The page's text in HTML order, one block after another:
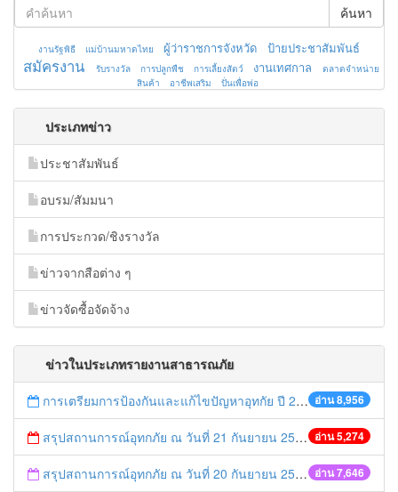
ค้นหา
งานรัฐพิธี แม่บ้านมหาดไทย ผู้ว่าราชการจังหวัด ป้ายประชาสัมพันธ์
สมัครงาน รับรางวัล การปลูกพืช การเลี้ยงสัตว์ งานเทศกาล
ตลาดจำหน่าย
สินค้า
อาชีพเสริม ปั่นเพื่อพ่อ
ประเภทข่าว
ประชาสัมพันธ์
อบรม/สัมมนา
การประกวด/ชิงรางวัล
ข่าวจากสือต่าง ๆ
ข่าวจัดซื้อจัดจ้าง
ข่าวในประเภทรายงานสาธารณภัย
อ่าน 8,956
การเตรียมการป้องกันและแก้ไขปัญหาอุทกัย ปี 2561
อ่าน 5,274
สรุปสถานการณ์อุทกภัย ณ วันที่ 21 กันยายน 2557
อ่าน 7,646
สรุปสถานการณ์อุทกภัย ณ วันที่ 20 กันยายน 2557